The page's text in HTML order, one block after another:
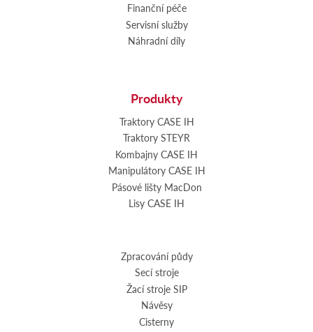
Finanční péče
Servisní služby
Náhradní díly
Produkty
Traktory CASE IH
Traktory STEYR
Kombajny CASE IH
Manipulátory CASE IH
Pásové lišty MacDon
Lisy CASE IH
Zpracování půdy
Secí stroje
Žací stroje SIP
Návěsy
Cisterny